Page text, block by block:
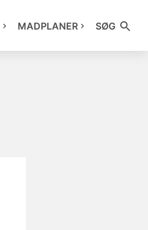
MADPLANER SØG